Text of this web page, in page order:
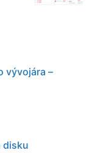
vývojára –
disku